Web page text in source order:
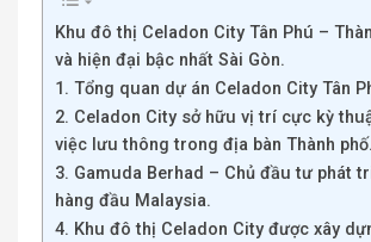
Khu đô thị Celadon City Tân Phú –
và hiện đại bậc nhất Sài Gòn.
1. Tổng quan dự án Celadon City Tân
2. Celadon City sở hữu vị trí cực kỳ
việc lưu thông trong địa bàn Thành phố.
3. Gamuda Berhad – Chủ đầu tư phát
hàng đầu Malaysia.
4. Khu đô thị Celadon City được xây